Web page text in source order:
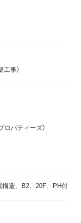
工事）
ロパティーズ）
造、B2、20F、PH付、